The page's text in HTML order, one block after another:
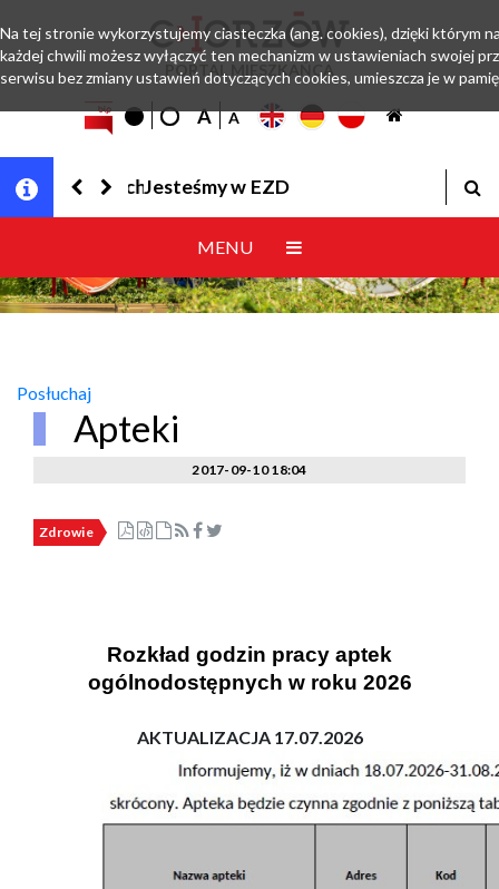
PORTAL MIESZKAŃCA
Jesteśmy w EZD
MENU
Posłuchaj
Apteki
2017-09-10 18:04
Zdrowie
Rozkład godzin pracy aptek
ogólnodostępnych w roku 2026
AKTUALIZACJA 17.07.2026
Na tej stronie wykorzystujemy ciasteczka (ang. cookies), dzięki którym
każdej chwili możesz wyłączyć ten mechanizm w ustawieniach swojej
serwisu bez zmiany ustawień dotyczących cookies, umieszcza je w